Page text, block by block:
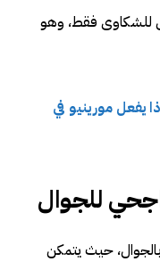
فقط، وهو
يفعل مورينيو في
للجوال
حيث يتمكن